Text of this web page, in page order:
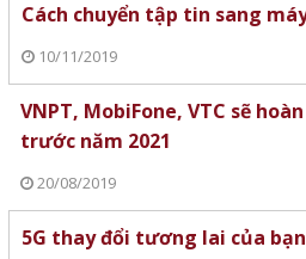
Cách chuyển tập tin sang
10/11/2019
VNPT, MobiFone, VTC sẽ
trước năm 2021
20/08/2019
5G thay đổi tương lai của